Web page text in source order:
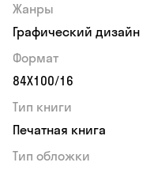
Жанры
Графический дизайн
Формат
84Х100/16
Тип книги
Печатная книга
Тип обложки